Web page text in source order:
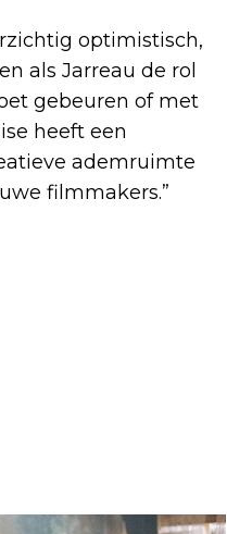
optimistisch,
als Jarreau de rol
gebeuren of met
heeft een
ademruimte
filmmakers.”